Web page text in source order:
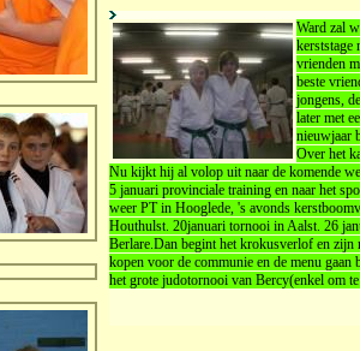
Ward zal
kerststage
vrienden
beste
jongens,
later met
nieuwjaar
Over het
Nu kijkt hij al volop uit naar de komende
5 januari provinciale training en naar het
weer PT in Hooglede, 's avonds
Houthulst. 20januari tornooi in Aalst. 26
Berlare.Dan begint het krokusverlof en zijn
kopen voor de communie en de menu
het grote judotornooi van Bercy(enkel om